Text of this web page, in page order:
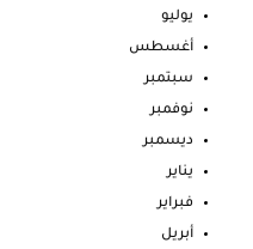
يوليو
أغسطس
سبتمبر
نوفمبر
ديسمبر
يناير
فبراير
أبريل